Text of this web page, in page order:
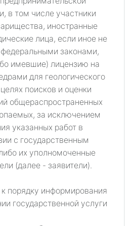
в том числе участники
иностранные
лица, если иное не
законами,
имевшие) лицензию на
для геологического
поисков и оценки
общераспространенных
за исключением
указанных работ в
с государственным
их уполномоченные
(далее - заявители).
к порядку информирования
государственной услуги